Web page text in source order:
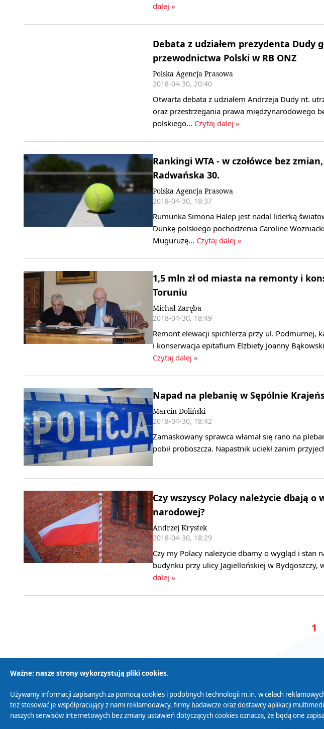
dalej »
Debata z udziałem prezydenta Dudy
przewodnictwa Polski w RB ONZ
Polska Agencja Prasowa
2018-04-30, 20:40
Otwarta debata z udziałem Andrzeja Dudy nt.
oraz przestrzegania prawa międzynarodowego
polskiego… Czytaj dalej »
Rankingi WTA - w czołówce bez
Radwańska 30.
Polska Agencja Prasowa
2018-04-30, 19:37
Rumunka Simona Halep jest nadal liderką
Dunkę polskiego pochodzenia Caroline
Muguruzę… Czytaj dalej »
1,5 mln zł od miasta na remonty i
Toruniu
Michał Zaręba
2018-04-30, 18:49
Remont elewacji spichlerza przy ul. Podmurnej,
i konserwacja epitafium Elżbiety Joanny
Czytaj dalej »
Napad na plebanię w Sępólnie
Marcin Doliński
2018-04-30, 18:42
Zamaskowany sprawca włamał się rano na
pobił proboszcza. Napastnik uciekł zanim
Czy wszyscy Polacy należycie dbają
narodowej?
Andrzej Krystek
2018-04-30, 18:29
Czy my Polacy należycie dbamy o wygląd i stan
budynku przy ulicy Jagiellońskiej w Bydgoszczy,
dalej »
1
Polityka Prywatności Zasady korzystania z Serwisu
Organizacje
Publicznego
Ważne: nasze strony wykorzystują pliki cookies.
Używamy informacji zapisanych za pomocą cookies i podobnych technologii m.in. w celach
też stosować je współpracujący z nami reklamodawcy, firmy badawcze oraz dostawcy aplikacji
naszych serwisów internetowych bez zmiany ustawień dotyczących cookies oznacza, że będą one